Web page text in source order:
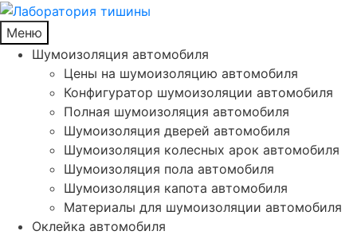
Меню
Шумоизоляция автомобиля
Цены на шумоизоляцию автомобиля
Конфигуратор шумоизоляции автомобиля
Полная шумоизоляция автомобиля
Шумоизоляция дверей автомобиля
Шумоизоляция колесных арок автомобиля
Шумоизоляция пола автомобиля
Шумоизоляция капота автомобиля
Материалы для шумоизоляции автомобиля
Оклейка автомобиля